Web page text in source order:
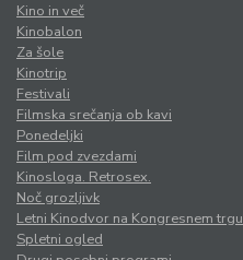
Kino in več
Kinobalon
Za šole
Kinotrip
Festivali
Filmska srečanja ob kavi
Ponedeljki
Film pod zvezdami
Kinosloga. Retrosex.
Noč grozljivk
Letni Kinodvor na Kongresnem trgu
Spletni ogled